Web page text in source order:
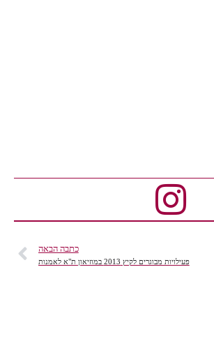
כתבה הבאה
פעילויות מבוגרים לקיץ 2013 במוזיאון ת"א לאמנות